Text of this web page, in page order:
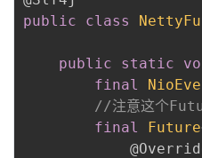
public
class
public static
final
//注意这个
final
Future